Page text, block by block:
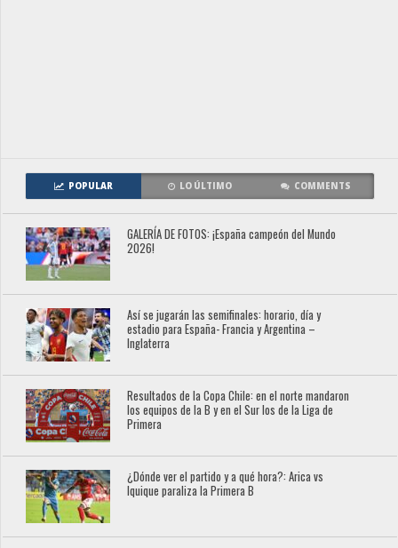
POPULAR LO ÚLTIMO COMMENTS
GALERÍA DE FOTOS: ¡España campeón del Mundo
2026!
Así se jugarán las semifinales: horario, día y
estadio para España- Francia y Argentina –
Inglaterra
Resultados de la Copa Chile: en el norte mandaron
los equipos de la B y en el Sur los de la Liga de
Primera
¿Dónde ver el partido y a qué hora?: Arica vs
Iquique paraliza la Primera B